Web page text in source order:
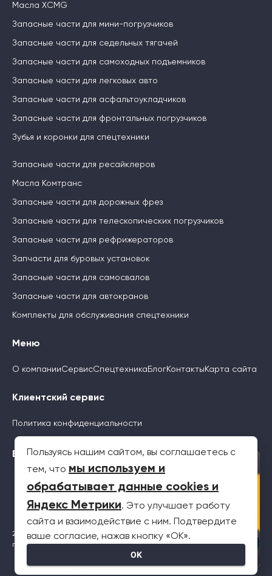
Масла XCMG
Запасные части для мини-погрузчиков
Запасные части для седельных тягачей
Запасные части для самоходных подъемников
Запасные части для легковых авто
Запасные части для асфальтоукладчиков
Запасные части для фронтальных погрузчиков
Зубья и коронки для спецтехники
Запасные части для ресайклеров
Масла Комтранс
Запасные части для дорожных фрез
Запасные части для телескопических погрузчиков
Запасные части для рефрижераторов
Запчасти для буровых установок
Запасные части для самосвалов
Запасные части для автокранов
Комплекты для обслуживания спецтехники
Меню
О компанииСервисСпецтехника БлогКонтакты Карта сайта
Клиентский сервис
Политика конфиденциальности
Будьте с нами
2026 © Все права защищены. Информация на сайте не является
публичной офертой
Пользуясь нашим сайтом, вы соглашаетесь с
тем, что мы используем и
обрабатывает данные cookies и
Яндекс Метрики. Это улучшает работу
сайта и взаимодействие с ним. Подтвердите
ваше согласие, нажав кнопку «OK».
OK